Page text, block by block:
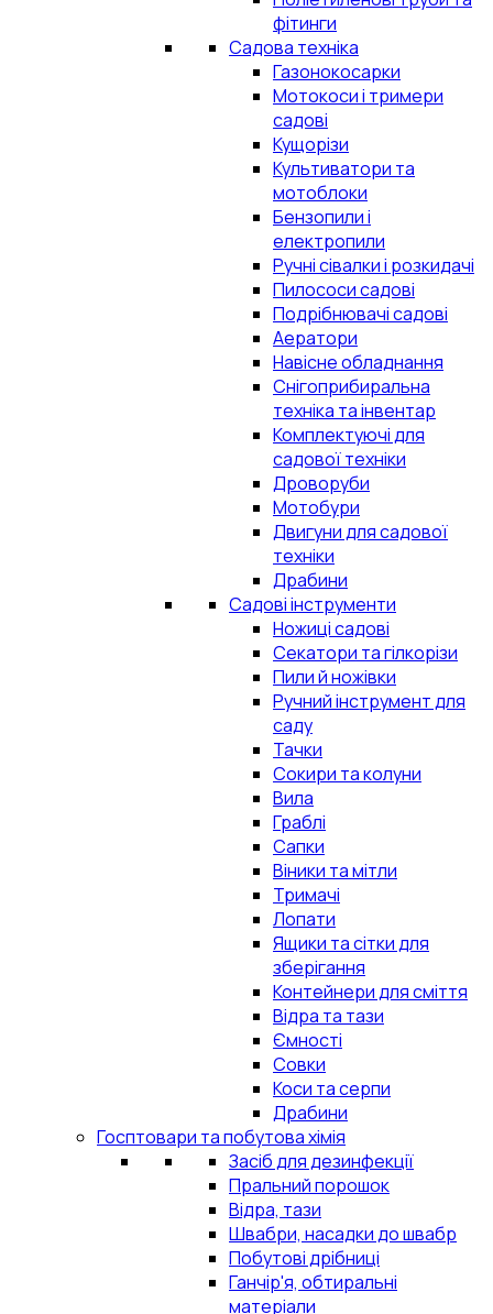
фітинги
Садова техніка
Газонокосарки
Мотокоси і тримери
садові
Кущорізи
Культиватори та
мотоблоки
Бензопили і
електропили
Ручні сівалки і розкидачі
Пилососи садові
Подрібнювачі садові
Аератори
Навісне обладнання
Снігоприбиральна
техніка та інвентар
Комплектуючі для
садової техніки
Дроворуби
Мотобури
Двигуни для садової
техніки
Драбини
Садові інструменти
Ножиці садові
Секатори та гілкорізи
Пили й ножівки
Ручний інструмент для
саду
Тачки
Сокири та колуни
Вила
Граблі
Сапки
Віники та мітли
Тримачі
Лопати
Ящики та сітки для
зберігання
Контейнери для сміття
Відра та тази
Ємності
Совки
Коси та серпи
Драбини
Госптовари та побутова хімія
Засіб для дезинфекції
Пральний порошок
Відра, тази
Швабри, насадки до швабр
Побутові дрібниці
Ганчір'я, обтиральні
матеріали